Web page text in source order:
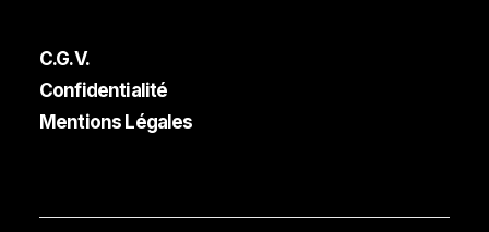
C.G.V.
Confidentialité
Mentions Légales